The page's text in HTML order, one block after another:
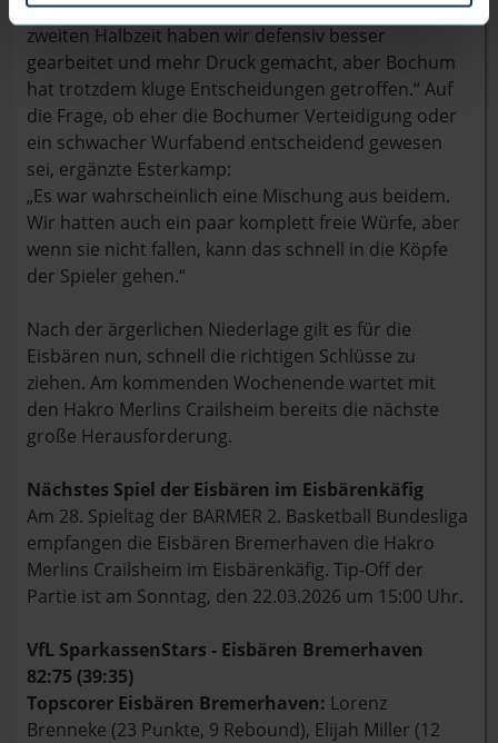
und uns aus unserem Rhythmus gebracht. In der
zweiten Halbzeit haben wir defensiv besser
gearbeitet und mehr Druck gemacht, aber Bochum
hat trotzdem kluge Entscheidungen getroffen.“ Auf
die Frage, ob eher die Bochumer Verteidigung oder
ein schwacher Wurfabend entscheidend gewesen
sei, ergänzte Esterkamp:
„Es war wahrscheinlich eine Mischung aus beidem.
Wir hatten auch ein paar komplett freie Würfe, aber
wenn sie nicht fallen, kann das schnell in die Köpfe
der Spieler gehen.“
Nach der ärgerlichen Niederlage gilt es für die
Eisbären nun, schnell die richtigen Schlüsse zu
ziehen. Am kommenden Wochenende wartet mit
den Hakro Merlins Crailsheim bereits die nächste
große Herausforderung.
Nächstes Spiel der Eisbären im Eisbärenkäfig
Am 28. Spieltag der BARMER 2. Basketball Bundesliga
empfangen die Eisbären Bremerhaven die Hakro
Merlins Crailsheim im Eisbärenkäfig. Tip-Off der
Partie ist am Sonntag, den 22.03.2026 um 15:00 Uhr.
VfL SparkassenStars - Eisbären Bremerhaven
82:75 (39:35)
Topscorer Eisbären Bremerhaven: Lorenz
Brenneke (23 Punkte, 9 Rebound), Elijah Miller (12